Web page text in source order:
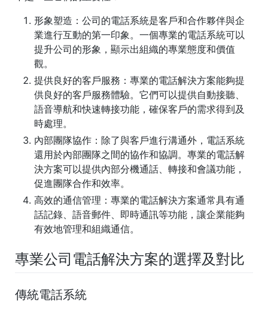
形象塑造 ：公司的電話系統是客戶和合作夥伴與企
業進行互動的第一印象。一個專業的電話系統可以
提升公司的形象，顯示出組織的專業態度和價值
觀。
提供良好的客戶服務 ：專業的電話解決方案能夠提
供良好的客戶服務體驗。它們可以提供自動接聽、
語音導航和快速轉接功能，確保客戶的需求得到及
時處理。
內部團隊協作 ：除了與客戶進行溝通外，電話系統
還用於內部團隊之間的協作和協調。專業的電話解
決方案可以提供內部分機通話、轉接和會議功能，
促進團隊合作和效率。
高效的通信管理 ：專業的電話解決方案通常具有通
話記錄、語音郵件、即時通訊等功能，讓企業能夠
有效地管理和組織通信。
專業公司電話解決方案的選擇及對比
傳統電話系統